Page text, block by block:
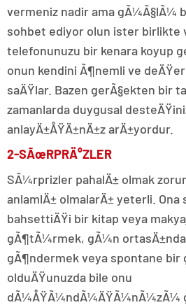
vermeniz nadir ama gÃ¼Ã§lÃ¼
sohbet ediyor olun ister birlikte
telefonunuzu bir kenara koyup
onun kendini Ã¶nemli ve
saÄŸlar. Bazen gerÃ§ekten bir
zamanlarda duygusal
anlayÄ±ÅŸÄ±nÄ±z arÄ±yordur.
2-SÃœRPRÄ°ZLER
SÃ¼rprizler pahalÄ± olmak
anlamlÄ± olmalarÄ± yeterli. Ona
bahsettiÄŸi bir kitap veya
gÃ¶tÃ¼rmek, gÃ¼n
gÃ¶ndermek veya spontane bir
olduÄŸunuzda bile onu
dÃ¼ÅŸÃ¼ndÃ¼ÄŸÃ¼nÃ¼zÃ¼